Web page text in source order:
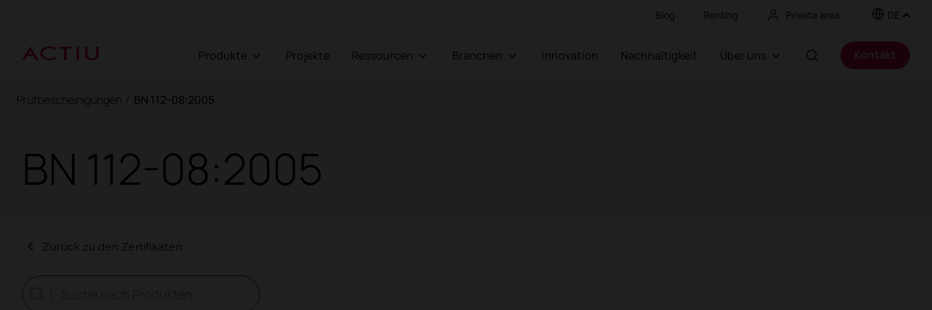
Blog Renting Private area DE
Produkte Projekte Ressourcen Branchen Innovation Nachhaltigkeit Über uns Kontakt
Prüfbescheinigungen / BN 112-08:2005
BN 112-08:2005
Zurück zu den Zertifikaten